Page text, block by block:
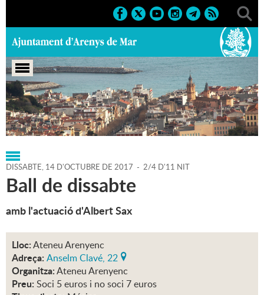
Portada > Regidories > Cultura > Agenda > 14-10-2017
DISSABTE, 14 D'OCTUBRE DE 2017 - 2/4 D'11 NIT
Ball de dissabte
amb l'actuació d'Albert Sax
Lloc:Ateneu Arenyenc
Adreça: Anselm Clavé, 22
Organitza:Ateneu Arenyenc
Preu: Soci 5 euros i no soci 7 euros